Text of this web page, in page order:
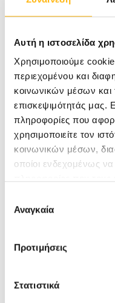
Αυτή η ιστοσελίδα
Χρησιμοποιούμε
περιεχομένου και
κοινωνικών μέσων και
επισκεψιμότητάς μας.
πληροφορίες που
χρησιμοποιείτε τον
κοινωνικών μέσων,
οποίοι ενδεχομένως
των υπηρεσιών τους.
συγκατάθεσης
Αναγκαία
Προτιμήσεις
Στατιστικά
στην πρόβλεψη
ανώτερο
στην πρόβλεψη
σχεδιαζόμενης
κατανόηση των
προηγηθείσας
ΣτοΙΑΣΩ
σχεδιασμένο για
Κατώτερου
ακριβή, ασφαλή
Ουροδυναμική
και